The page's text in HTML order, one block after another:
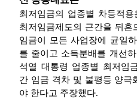
최저임금의 업종별 차등적
최저임금제도의 근간을 뒤흔
임금이 모든 사업장에 균일
를 줄이고 소득분배를 개선
석열 대통령 업종별 최저임
간 임금 격차 및 불평등 양극
야 한다고 주장했다.